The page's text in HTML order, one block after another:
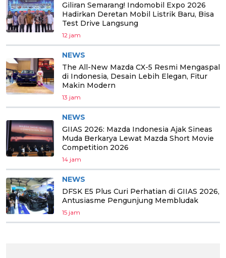
Giliran Semarang! Indomobil Expo 2026
Hadirkan Deretan Mobil Listrik Baru, Bisa
Test Drive Langsung
12 jam
NEWS
The All-New Mazda CX-5 Resmi Mengaspal
di Indonesia, Desain Lebih Elegan, Fitur
Makin Modern
13 jam
NEWS
GIIAS 2026: Mazda Indonesia Ajak Sineas
Muda Berkarya Lewat Mazda Short Movie
Competition 2026
14 jam
NEWS
DFSK E5 Plus Curi Perhatian di GIIAS 2026,
Antusiasme Pengunjung Membludak
15 jam